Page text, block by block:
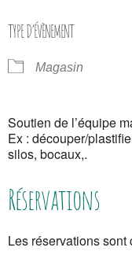
TYPE D’ÉVÈNEMENT
Magasin
Soutien de l’équipe
Ex : découper/
silos, bocaux,.
Réservations
Les réservations